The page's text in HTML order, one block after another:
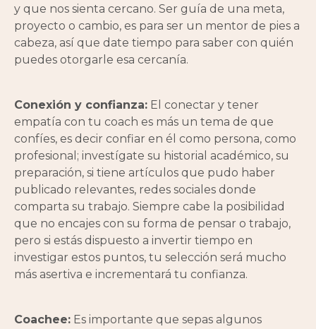
y que nos sienta cercano. Ser guía de una meta,
proyecto o cambio, es para ser un mentor de pies a
cabeza, así que date tiempo para saber con quién
puedes otorgarle esa cercanía.
Conexión y confianza: El conectar y tener
empatía con tu coach es más un tema de que
confíes, es decir confiar en él como persona, como
profesional; investígate su historial académico, su
preparación, si tiene artículos que pudo haber
publicado relevantes, redes sociales donde
comparta su trabajo. Siempre cabe la posibilidad
que no encajes con su forma de pensar o trabajo,
pero si estás dispuesto a invertir tiempo en
investigar estos puntos, tu selección será mucho
más asertiva e incrementará tu confianza.
Coachee: Es importante que sepas algunos